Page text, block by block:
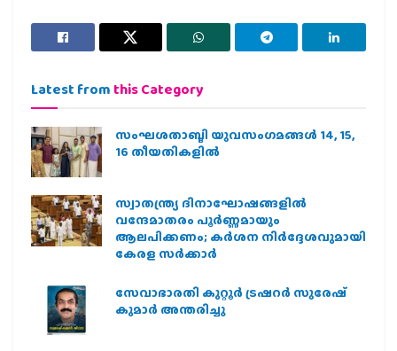
Latest from this Category
സംഘശതാബ്ദി യുവസംഗമങ്ങള്‍ 14, 15,
16 തീയതികളില്‍
സ്വാതന്ത്ര്യ ദിനാഘോഷങ്ങളിൽ
വന്ദേമാതരം പൂർണ്ണമായും
ആലപിക്കണം; കർശന നിർദ്ദേശവുമായി
കേരള സർക്കാർ
സേവാഭാരതി കുറ്റൂർ ട്രഷറർ സുരേഷ്
കുമാർ അന്തരിച്ചു